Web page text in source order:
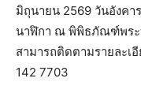
มิถุนายน 2569 วันอังคา
นาฬิกา ณ พิพิธภัณฑ์พระ
สามารถติดตามรายละ
142 7703